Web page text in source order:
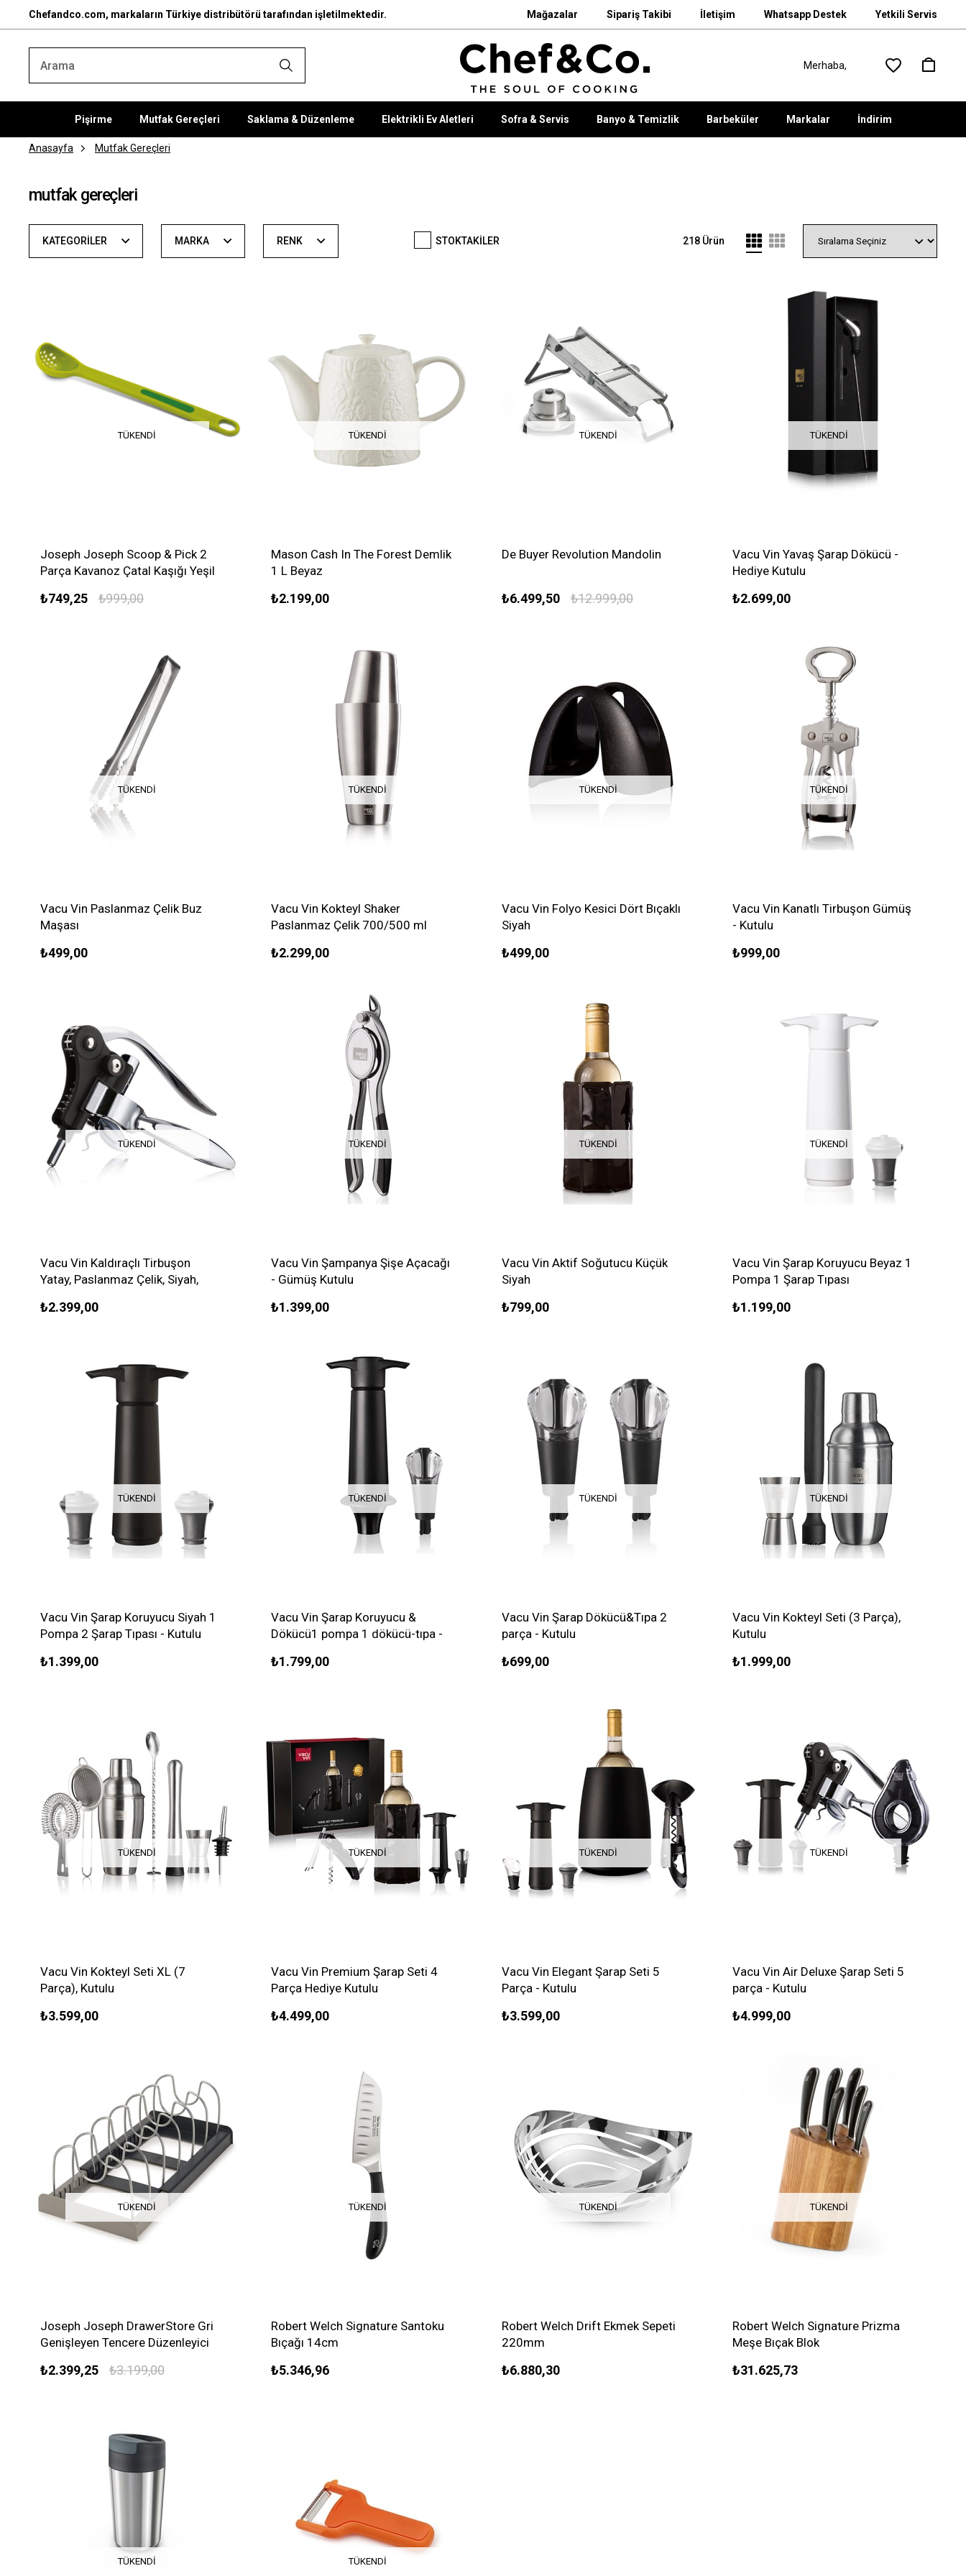
Chefandco.com, markaların Türkiye distribütörü tarafından işletilmektedir. Mağazalar Sipariş Takibi İletişim Whatsapp Destek Yetkili Servis
Pişirme Mutfak Gereçleri Saklama & Düzenleme Elektrikli Ev Aletleri Sofra & Servis Banyo & Temizlik Barbeküler Markalar İndirim
Anasayfa Mutfak Gereçleri
mutfak gereçleri
KATEGORILER MARKA RENK STOKTAKILER 218 Ürün
TÜKENDI
Joseph Joseph Scoop & Pick 2
Parça Kavanoz Çatal Kaşığı Yeşil
₺749,25 ₺999,00
TÜKENDI
Mason Cash In The Forest Demlik
1 L Beyaz
₺2.199,00
TÜKENDI
De Buyer Revolution Mandolin
₺6.499,50 ₺12.999,00
TÜKENDI
Vacu Vin Yavaş Şarap Dökücü -
Hediye Kutulu
₺2.699,00
TÜKENDI
Vacu Vin Paslanmaz Çelik Buz
Maşası
₺499,00
TÜKENDI
Vacu Vin Kokteyl Shaker
Paslanmaz Çelik 700/500 ml
₺2.299,00
TÜKENDI
Vacu Vin Folyo Kesici Dört Bıçaklı
Siyah
₺499,00
TÜKENDI
Vacu Vin Kanatlı Tirbuşon Gümüş
- Kutulu
₺999,00
TÜKENDI
Vacu Vin Kaldıraçlı Tirbuşon
Yatay, Paslanmaz Çelik, Siyah,
₺2.399,00
TÜKENDI
Vacu Vin Şampanya Şişe Açacağı
- Gümüş Kutulu
₺1.399,00
TÜKENDI
Vacu Vin Aktif Soğutucu Küçük
Siyah
₺799,00
TÜKENDI
Vacu Vin Şarap Koruyucu Beyaz 1
Pompa 1 Şarap Tıpası
₺1.199,00
TÜKENDI
Vacu Vin Şarap Koruyucu Siyah 1
Pompa 2 Şarap Tıpası - Kutulu
₺1.399,00
TÜKENDI
Vacu Vin Şarap Koruyucu &
Dökücü1 pompa 1 dökücü-tıpa -
₺1.799,00
TÜKENDI
Vacu Vin Şarap Dökücü&Tıpa 2
parça - Kutulu
₺699,00
TÜKENDI
Vacu Vin Kokteyl Seti (3 Parça),
Kutulu
₺1.999,00
TÜKENDI
Vacu Vin Kokteyl Seti XL (7
Parça), Kutulu
₺3.599,00
TÜKENDI
Vacu Vin Premium Şarap Seti 4
Parça Hediye Kutulu
₺4.499,00
TÜKENDI
Vacu Vin Elegant Şarap Seti 5
Parça - Kutulu
₺3.599,00
TÜKENDI
Vacu Vin Air Deluxe Şarap Seti 5
parça - Kutulu
₺4.999,00
TÜKENDI
Joseph Joseph DrawerStore Gri
Genişleyen Tencere Düzenleyici
₺2.399,25 ₺3.199,00
TÜKENDI
Robert Welch Signature Santoku
Bıçağı 14cm
₺5.346,96
TÜKENDI
Robert Welch Drift Ekmek Sepeti
220mm
₺6.880,30
TÜKENDI
Robert Welch Signature Prizma
Meşe Bıçak Blok
₺31.625,73
TÜKENDI TÜKENDI